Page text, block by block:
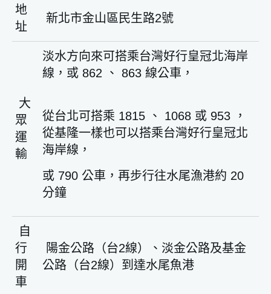
地
址
新北市金山區民生路2號
大
眾
運
輸
淡水方向來可搭乘台灣好行皇冠北海岸
線，或 862 、 863 線公車，
從台北可搭乘 1815 、 1068 或 953 ，
從基隆一樣也可以搭乘台灣好行皇冠北
海岸線，
或 790 公車，再步行往水尾漁港約 20
分鐘
自
行
開
車
陽金公路（台2線）、淡金公路及基金
公路（台2線）到達水尾魚港